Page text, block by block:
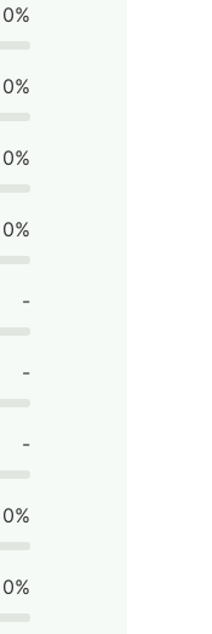
0%
0%
0%
0%
-
-
-
0%
0%